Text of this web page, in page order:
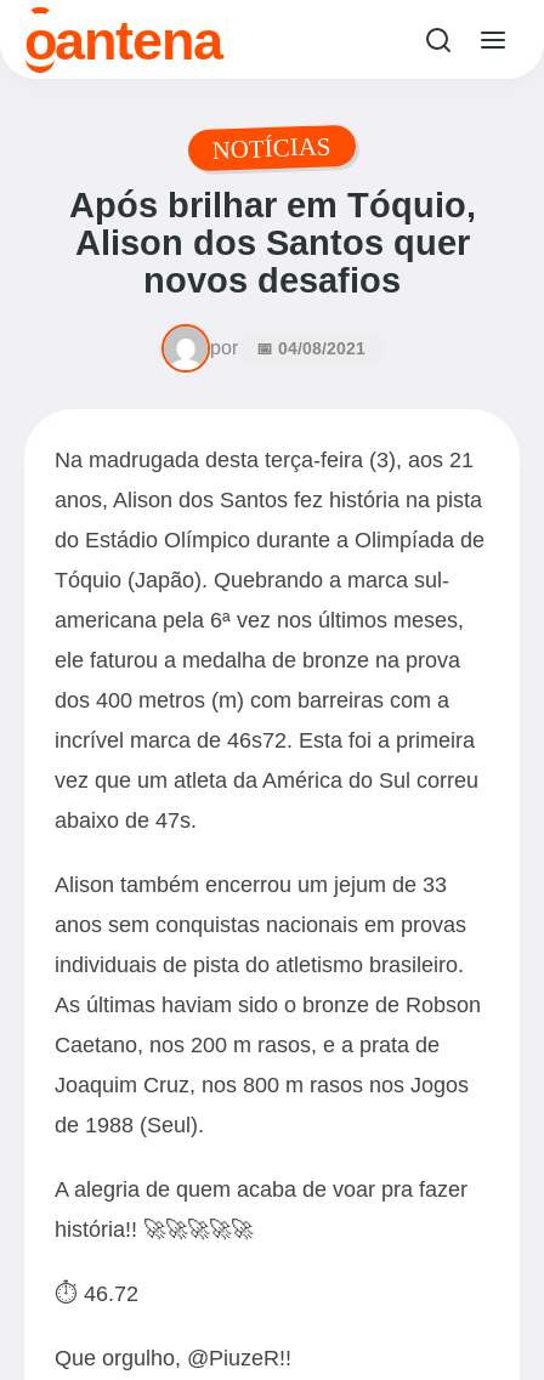
oantena
NOTÍCIAS
Após brilhar em Tóquio,
Alison dos Santos quer
novos desafios
por 📅 04/08/2021
Na madrugada desta terça-feira (3), aos 21
anos, Alison dos Santos fez história na pista
do Estádio Olímpico durante a Olimpíada de
Tóquio (Japão). Quebrando a marca sul-
americana pela 6ª vez nos últimos meses,
ele faturou a medalha de bronze na prova
dos 400 metros (m) com barreiras com a
incrível marca de 46s72. Esta foi a primeira
vez que um atleta da América do Sul correu
abaixo de 47s.
Alison também encerrou um jejum de 33
anos sem conquistas nacionais em provas
individuais de pista do atletismo brasileiro.
As últimas haviam sido o bronze de Robson
Caetano, nos 200 m rasos, e a prata de
Joaquim Cruz, nos 800 m rasos nos Jogos
de 1988 (Seul).
A alegria de quem acaba de voar pra fazer
história!! 🚀🚀🚀🚀🚀
⏱ 46.72
Que orgulho, @PiuzeR!!